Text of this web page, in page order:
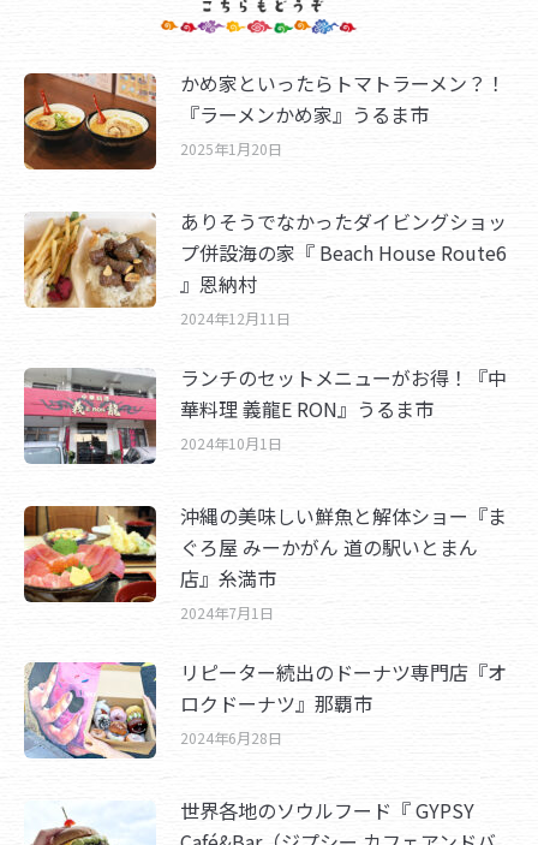
かめ家といったらトマトラーメン？！
『ラーメンかめ家』うるま市
2025年1月20日
ありそうでなかったダイビングショッ
プ併設海の家『 Beach House Route6
』恩納村
2024年12月11日
ランチのセットメニューがお得！『中
華料理 義龍E RON』うるま市
2024年10月1日
沖縄の美味しい鮮魚と解体ショー『ま
ぐろ屋 みーかがん 道の駅いとまん
店』糸満市
2024年7月1日
リピーター続出のドーナツ専門店『オ
ロクドーナツ』那覇市
2024年6月28日
世界各地のソウルフード『 GYPSY